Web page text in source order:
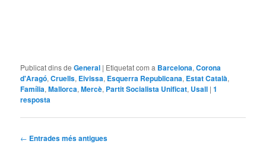
Publicat dins de General | Etiquetat com a Barcelona,Corona
d'Aragó,Cruells, Eivissa, Esquerra Republicana, Estat Català,
Família,Mallorca,Mercè, Partit Socialista Unificat, Usall |1
resposta
Navegació per les entrades
← Entrades més antigues